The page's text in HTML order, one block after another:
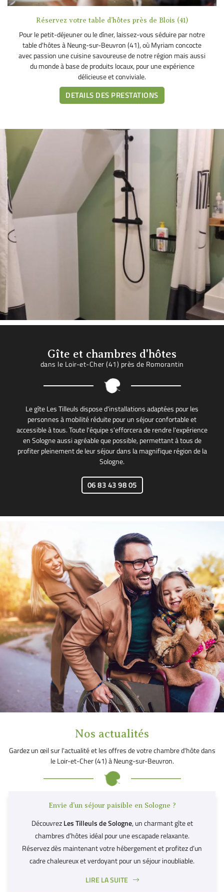
EN IMAGE
PRESTATIONS
RÉSERVATION
CONTACT
Réservez votre table d’hôtes près de Blois (41)
Pour le petit-déjeuner ou le dîner, laissez-vous séduire par notre
table d'hôtes à Neung-sur-Beuvron (41), où Myriam concocte
avec passion une cuisine savoureuse de notre région mais aussi
du monde à base de produits locaux, pour une expérience
délicieuse et conviviale.
DETAILS DES PRESTATIONS
Gîte et chambres d'hôtes
dans le Loir-et-Cher (41) près de Romorantin
Le gîte Les Tilleuls dispose d'installations adaptées pour les
personnes à mobilité réduite pour un séjour confortable et
accessible à tous. Toute l'équipe s'efforcera de rendre l'expérience
en Sologne aussi agréable que possible, permettant à tous de
profiter pleinement de leur séjour dans la magnifique région de la
Sologne.
06 83 43 98 05
Nos actualités
Gardez un œil sur l'actualité et les offres de votre chambre d'hôte dans
le Loir-et-Cher (41) à Neung-sur-Beuvron.
Envie d’un séjour paisible en Sologne ?
DécouvrezLes Tilleuls de Sologne, un charmant gîte et
chambres d’hôtes idéal pour une escapade relaxante.
Réservez dès maintenant votre hébergement et profitez d’un
cadre chaleureux et verdoyant pour un séjour inoubliable.
votreséjour
LIRE LA SUITE